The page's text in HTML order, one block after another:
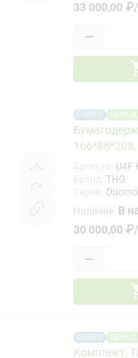
33 000,00 ₽/
−
СНЯТО
166*86*208,
U4F
THG
Наличие: В
30 000,00 ₽/
−
СНЯТО
Комплект,